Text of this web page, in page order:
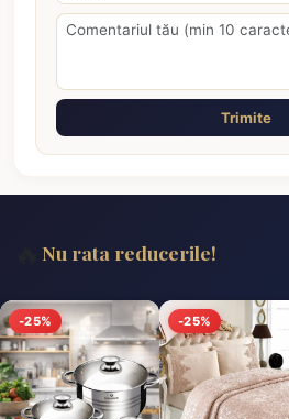
Trimite
Nu rata reducerile!
-25% -25%